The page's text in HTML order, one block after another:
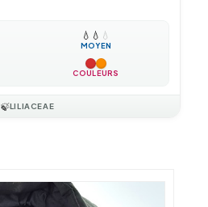
💧 💧 💧
MOYEN
COULEURS
🍃LILIACEAE